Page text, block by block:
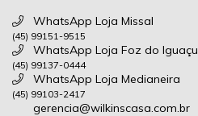
WhatsApp Loja Missal
(45) 99151-9515
WhatsApp Loja Foz do Iguaçu
(45) 99137-0444
WhatsApp Loja Medianeira
(45) 99103-2417
gerencia@wilkinscasa.com.br